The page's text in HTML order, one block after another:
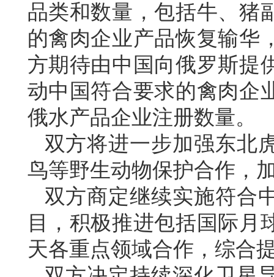
品类和数量，包括牛、猪
的禽肉企业产品恢复输华
方期待由中国向俄罗斯提
动中国符合要求的禽肉企
俄水产品企业注册数量。
双方将进一步加强东北
鸟等野生动物保护合作，
双方商定继续实施符合
目，积极推进包括国际月
天各重点领域合作，综合